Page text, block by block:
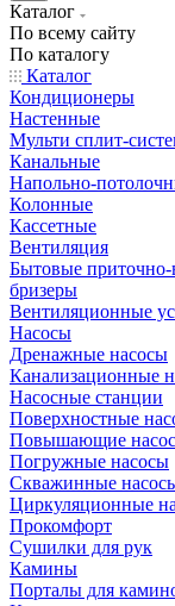
Каталог
По всему сайту
По каталогу
Каталог
Кондиционеры
Настенные
Мульти сплит-
Канальные
Напольно-
Колонные
Кассетные
Вентиляция
Бытовые приточно-
бризеры
Вентиляционные
Насосы
Дренажные насосы
Канализационные
Насосные станции
Поверхностные
Повышающие
Погружные насосы
Скважинные
Циркуляционные
Прокомфорт
Сушилки для рук
Камины
Порталы для